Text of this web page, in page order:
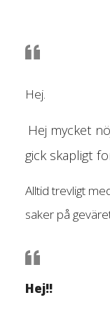
Hej.
Hej mycket
gick skapligt
Alltid trevligt
saker på
Hej!!